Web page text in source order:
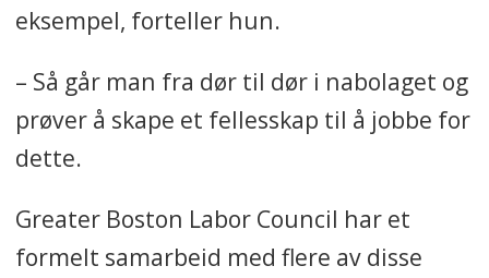
eksempel, forteller hun.
– Så går man fra dør til dør i nabolaget og
prøver å skape et fellesskap til å jobbe for
dette.
Greater Boston Labor Council har et
formelt samarbeid med flere av disse